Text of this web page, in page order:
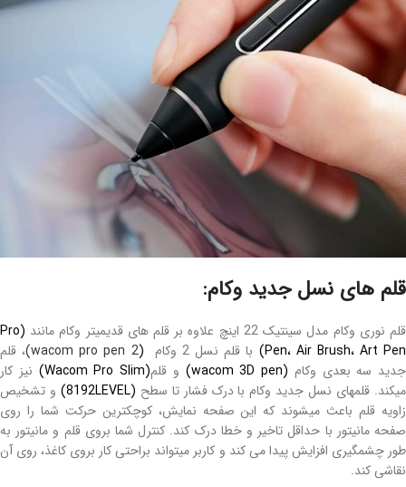
قلم های نسل جدید وکام:
قلم نوری وکام مدل سینتیک 22 اینچ علاوه بر قلم های قدیمیتر وکام مانند
(Pro
Pen، Air Brush، Art Pen)
با قلم نسل 2 وکام (
wacom pro pen 2) ، قلم
جدید سه بعدی وکام (wacom 3D pen) و قلم(Wacom Pro Slim)
نیز کار
میکند. قلمهای نسل جدید وکام با درک فشار تا سطح (8192LEVEL)
و تشخیص
زاویه قلم باعث میشوند که این صفحه نمایش، کوچکترین حرکت شما را روی
صفحه مانیتور با حداقل تاخیر و خطا درک کند. کنترل شما بروی قلم و مانیتور به
طور چشمگیری افزایش پیدا می کند و کاربر میتواند براحتی کار بروی کاغذ، روی آن
نقاشی کند.